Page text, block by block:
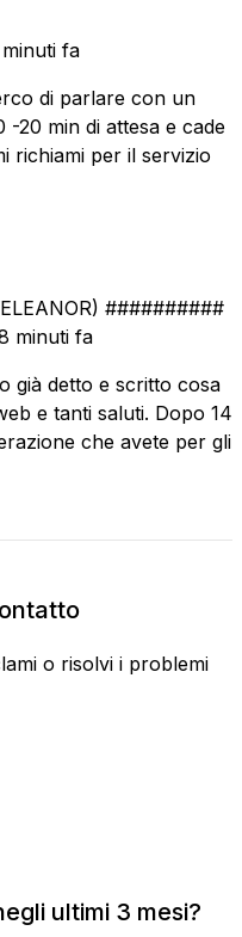
fa
di parlare con un
-20 min di attesa e cade
richiami per il servizio
##########
minuti fa
già detto e scritto cosa
e tanti saluti. Dopo 14
che avete per gli
o risolvi i problemi
ultimi 3 mesi?